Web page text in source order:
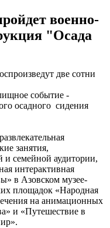
военно-
"Осада
две сотни
событие -
осадного сидения
занятия,
и семейной аудитории,
интерактивная
в Азовском музее-
площадок «Народная
на анимационных
и «Путешествие в